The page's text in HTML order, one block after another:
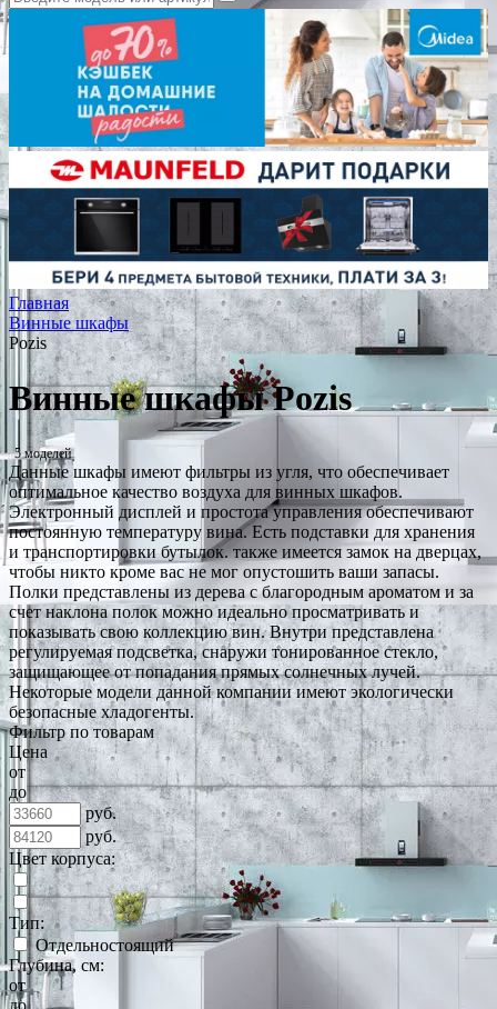
Главная
Винные шкафы
Pozis
Винные шкафы Pozis
5 моделей
Данные шкафы имеют фильтры из угля, что обеспечивает
оптимальное качество воздуха для винных шкафов.
Электронный дисплей и простота управления обеспечивают
постоянную температуру вина. Есть подставки для хранения
и транспортировки бутылок. также имеется замок на дверцах,
чтобы никто кроме вас не мог опустошить ваши запасы.
Полки представлены из дерева с благородным ароматом и за
счет наклона полок можно идеально просматривать и
показывать свою коллекцию вин. Внутри представлена
регулируемая подсветка, снаружи тонированное стекло,
защищающее от попадания прямых солнечных лучей.
Некоторые модели данной компании имеют экологически
безопасные хладогенты.
Фильтр по товарам
Цена
от
до
руб.
руб.
Цвет корпуса:
Тип:
Отдельностоящий
Глубина, см:
от
до